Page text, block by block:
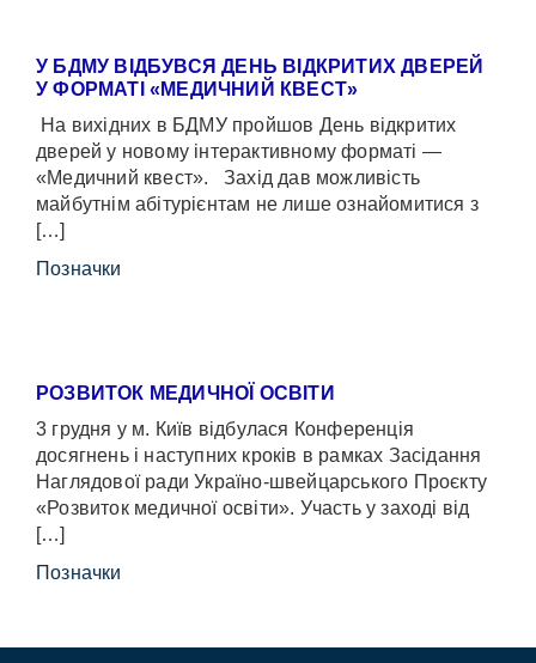
У БДМУ ВІДБУВСЯ ДЕНЬ ВІДКРИТИХ ДВЕРЕЙ
У ФОРМАТІ «МЕДИЧНИЙ КВЕСТ»
На вихідних в БДМУ пройшов День відкритих
дверей у новому інтерактивному форматі —
«Медичний квест». Захід дав можливість
майбутнім абітурієнтам не лише ознайомитися з
[…]
Позначки
РОЗВИТОК МЕДИЧНОЇ ОСВІТИ
3 грудня у м. Київ відбулася Конференція
досягнень і наступних кроків в рамках Засідання
Наглядової ради Україно-швейцарського Проєкту
«Розвиток медичної освіти». Участь у заході від
[…]
Позначки